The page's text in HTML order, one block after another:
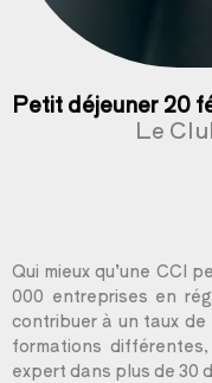
Petit déjeuner 20
Le
Qui mieux qu’une CCI
000 entreprises en
contribuer à un taux
formations
expert dans plus de 30